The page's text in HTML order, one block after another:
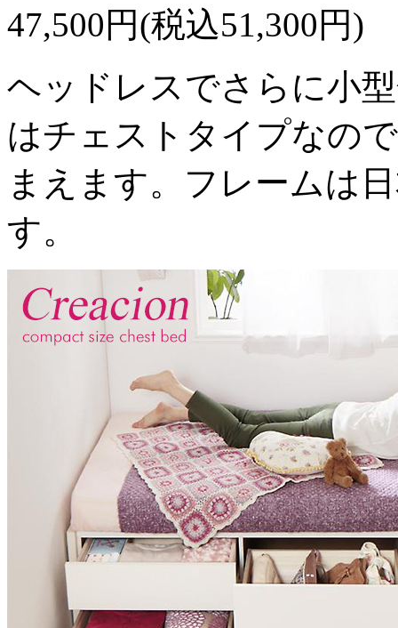
47,500円(税込51,300円)
ヘッドレスでさらに小
はチェストタイプなの
まえます。フレームは
す。